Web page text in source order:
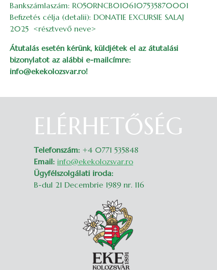
Bankszámlaszám: RO50RNCB0106107535870001
Befizetés célja (detalii): DONATIE EXCURSIE SALAJ
2025 <résztvevő neve>
Átutalás esetén kérünk, küldjétek el az átutalási
bizonylatot az alábbi e-mailcímre:
info@ekekolozsvar.ro!
ELÉRHETŐSÉG
Telefonszám: +4 0771 535848
Email: info@ekekolozsvar.ro
Ügyfélszolgálati iroda:
B-dul 21 Decembrie 1989 nr. 116